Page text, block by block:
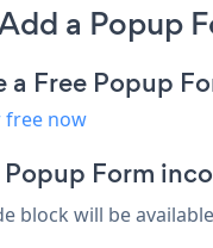
a Popup
a Free Popup
now
Form
block will be